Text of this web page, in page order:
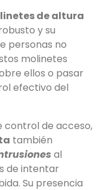
de altura
y su
personas no
molinetes
ellos o pasar
efectivo del
control de acceso,
también
al
de intentar
Su presencia